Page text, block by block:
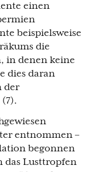
einen
beispielsweise
die
in denen keine
dies daran
der
entnommen –
begonnen
das Lusttropfen